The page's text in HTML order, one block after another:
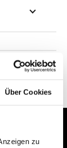
Über Cookies
zu